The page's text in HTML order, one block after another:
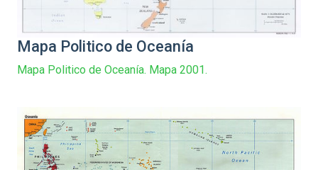
Mapa Politico de Oceanía
Mapa Politico de Oceanía. Mapa 2001.